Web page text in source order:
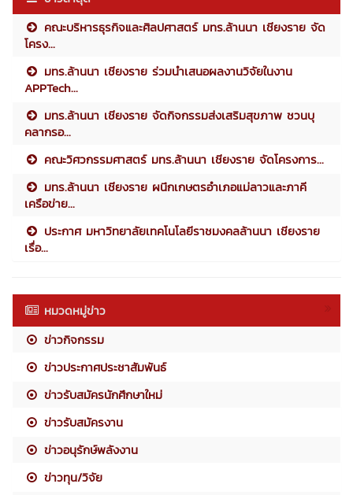
คณะบริหารธุรกิจและศิลปศาสตร์ มทร.ล้านนา เชียงราย จัด
โครง...
มทร.ล้านนา เชียงราย ร่วมนำเสนอผลงานวิจัยในงาน
APPTech...
มทร.ล้านนา เชียงราย จัดกิจกรรมส่งเสริมสุขภาพ ชวนบุ
คลากรอ...
คณะวิศวกรรมศาสตร์ มทร.ล้านนา เชียงราย จัดโครงการ...
มทร.ล้านนา เชียงราย ผนึกเกษตรอำเภอแม่ลาวและภาคี
เครือข่าย...
ประกาศ มหาวิทยาลัยเทคโนโลยีราชมงคลล้านนา เชียงราย
เรื่อ...
หมวดหมู่ข่าว
ข่าวกิจกรรม
ข่าวประกาศประชาสัมพันธ์
ข่าวรับสมัครนักศึกษาใหม่
ข่าวรับสมัครงาน
ข่าวอนุรักษ์พลังงาน
ข่าวทุน/วิจัย